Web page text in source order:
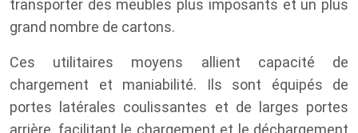
transporter des meubles plus imposants et un plus
grand nombre de cartons.
Ces utilitaires moyens allient capacité de
chargement et maniabilité. Ils sont équipés de
portes latérales coulissantes et de larges portes